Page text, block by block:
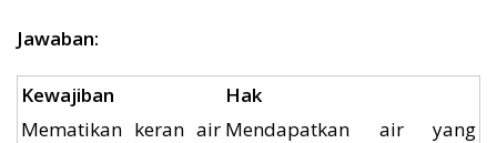
Jawaban:
Kewajiban
Hak
Mematikan keran air Mendapatkan air yang